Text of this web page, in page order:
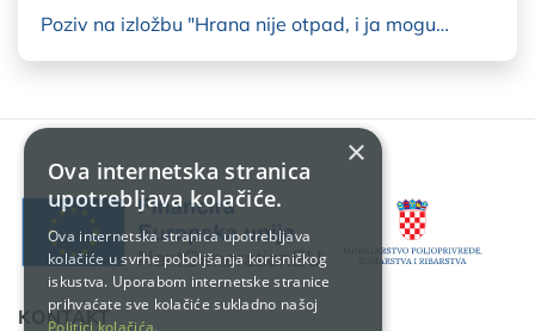
Poziv na izložbu "Hrana nije otpad, i ja mogu…
KONTAKT
×
Ova internetska stranica
upotrebljava kolačiće.
Ova internetska stranica upotrebljava
kolačiće u svrhe poboljšanja korisničkog
iskustva. Uporabom internetske stranice
prihvaćate sve kolačiće sukladno našoj
Politici kolačića.